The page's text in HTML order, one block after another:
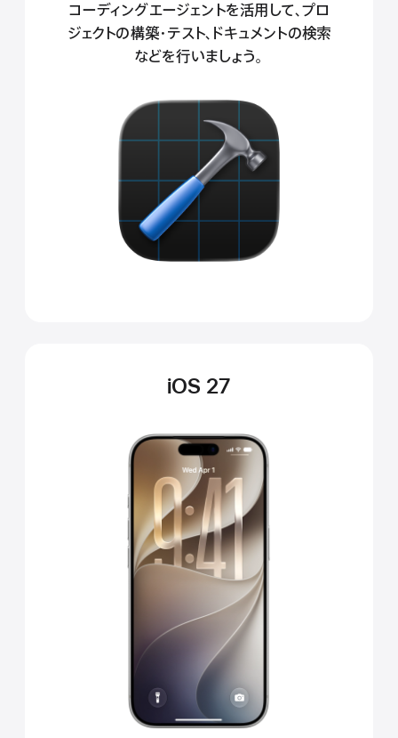
コーディングエージェントを活用して、プロ
ジェクトの構築・テスト、ドキュメントの検索
などを行いましょう。
iOS 27